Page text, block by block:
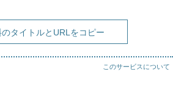
のタイトルとURLをコピー
このサービスについて